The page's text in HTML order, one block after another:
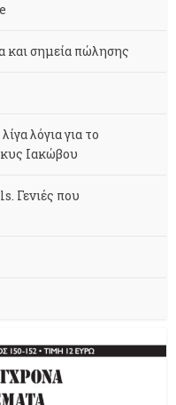
και σημεία πώλησης
λόγια για το
Ιακώβου
Γενιές που